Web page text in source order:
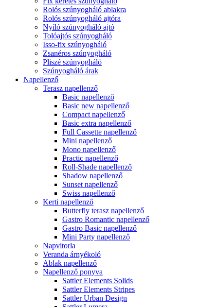
Rolós szúnyogháló ablakra
Rolós szúnyogháló ajtóra
Nyíló szúnyogháló ajtó
Tolóajtós szúnyogháló
Isso-fix szúnyogháló
Zsanéros szúnyogháló
Pliszé szúnyogháló
Szúnyogháló árak
Napellenző
Terasz napellenző
Basic napellenző
Basic new napellenző
Compact napellenző
Basic extra napellenző
Full Cassette napellenző
Mini napellenző
Mono napellenző
Practic napellenző
Roll-Shade napellenző
Shadow napellenző
Sunset napellenző
Swiss napellenző
Kerti napellenző
Butterfly terasz napellenző
Gastro Romantic napellenző
Gastro Basic napellenző
Mini Party napellenző
Napvitorla
Veranda árnyékoló
Ablak napellenző
Napellenző ponyva
Sattler Elements Solids
Sattler Elements Stripes
Sattler Urban Design